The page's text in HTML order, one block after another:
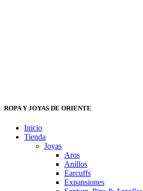
ROPA Y JOYAS DE ORIENTE
Inicio
Tienda
Joyas
Aros
Anillos
Earcuffs
Expansiones